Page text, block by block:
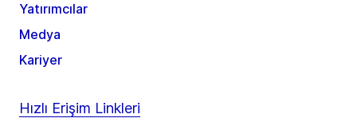
Yatırımcılar
Medya
Kariyer
Hızlı Erişim Linkleri